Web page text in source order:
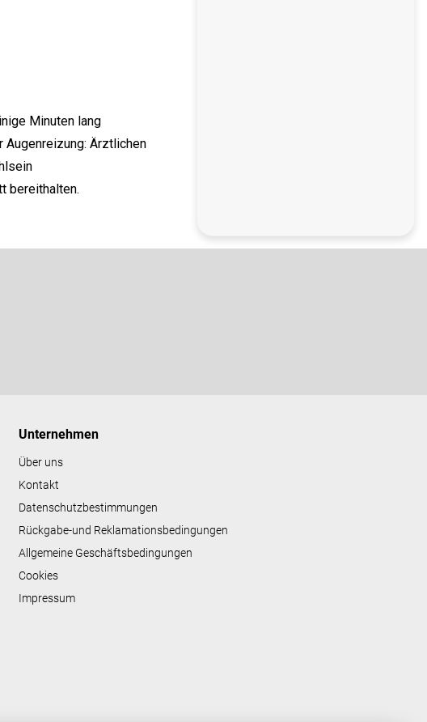
Minuten lang
Augenreizung: Ärztlichen
bereithalten.
Unternehmen
Über uns
Kontakt
Datenschutzbestimmungen
Rückgabe-und Reklamationsbedingungen
Allgemeine Geschäftsbedingungen
Cookies
Impressum